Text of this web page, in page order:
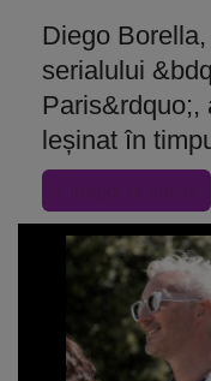
Diego
serialului
Paris&rdquo;,
leșinat în